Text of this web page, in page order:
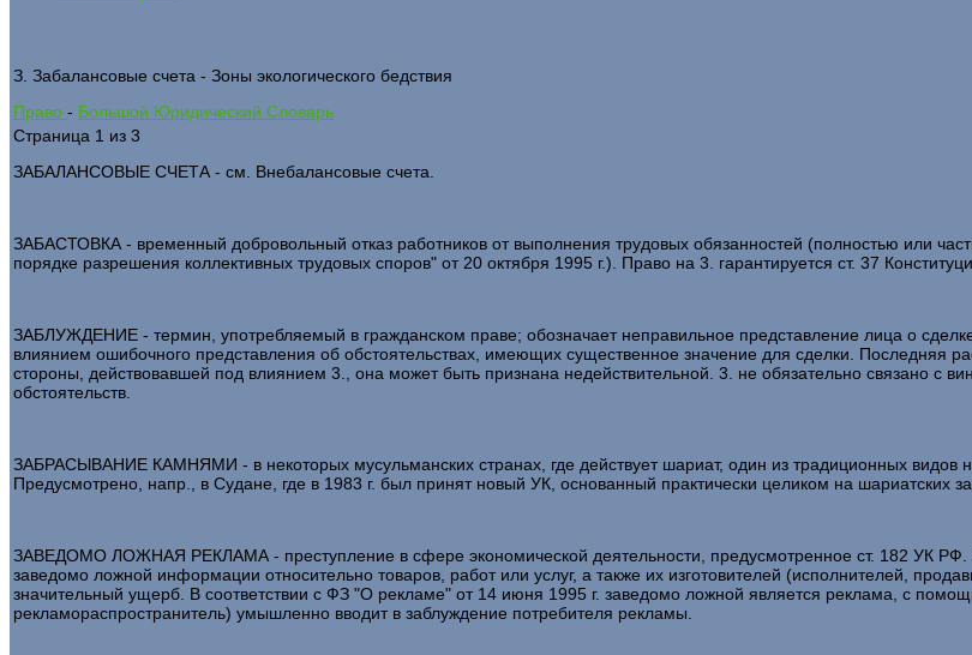
З. Забалансовые счета - Зоны экологического бедствия
Право - Большой Юридический Словарь
Страница 1 из 3
ЗАБАЛАНСОВЫЕ СЧЕТА - см. Внебалансовые счета.
ЗАБАСТОВКА - временный добровольный отказ работников от выполнения трудовых обязанностей (полностью или
порядке разрешения коллективных трудовых споров" от 20 октября 1995 г.). Право на 3. гарантируется ст. 37
ЗАБЛУЖДЕНИЕ - термин, употребляемый в гражданском праве; обозначает неправильное представление лица о
влиянием ошибочного представления об обстоятельствах, имеющих существенное значение для сделки. Последняя
стороны, действовавшей под влиянием 3., она может быть признана недействительной. 3. не обязательно связано с
обстоятельств.
ЗАБРАСЫВАНИЕ КАМНЯМИ - в некоторых мусульманских странах, где действует шариат, один из традиционных видов
Предусмотрено, напр., в Судане, где в 1983 г. был принят новый УК, основанный практически целиком на шариатских
ЗАВЕДОМО ЛОЖНАЯ РЕКЛАМА - преступление в сфере экономической деятельности, предусмотренное ст. 182 УК РФ.
заведомо ложной информации относительно товаров, работ или услуг, а также их изготовителей (исполнителей,
значительный ущерб. В соответствии с ФЗ "О рекламе" от 14 июня 1995 г. заведомо ложной является реклама, с
рекламораспространитель) умышленно вводит в заблуждение потребителя рекламы.